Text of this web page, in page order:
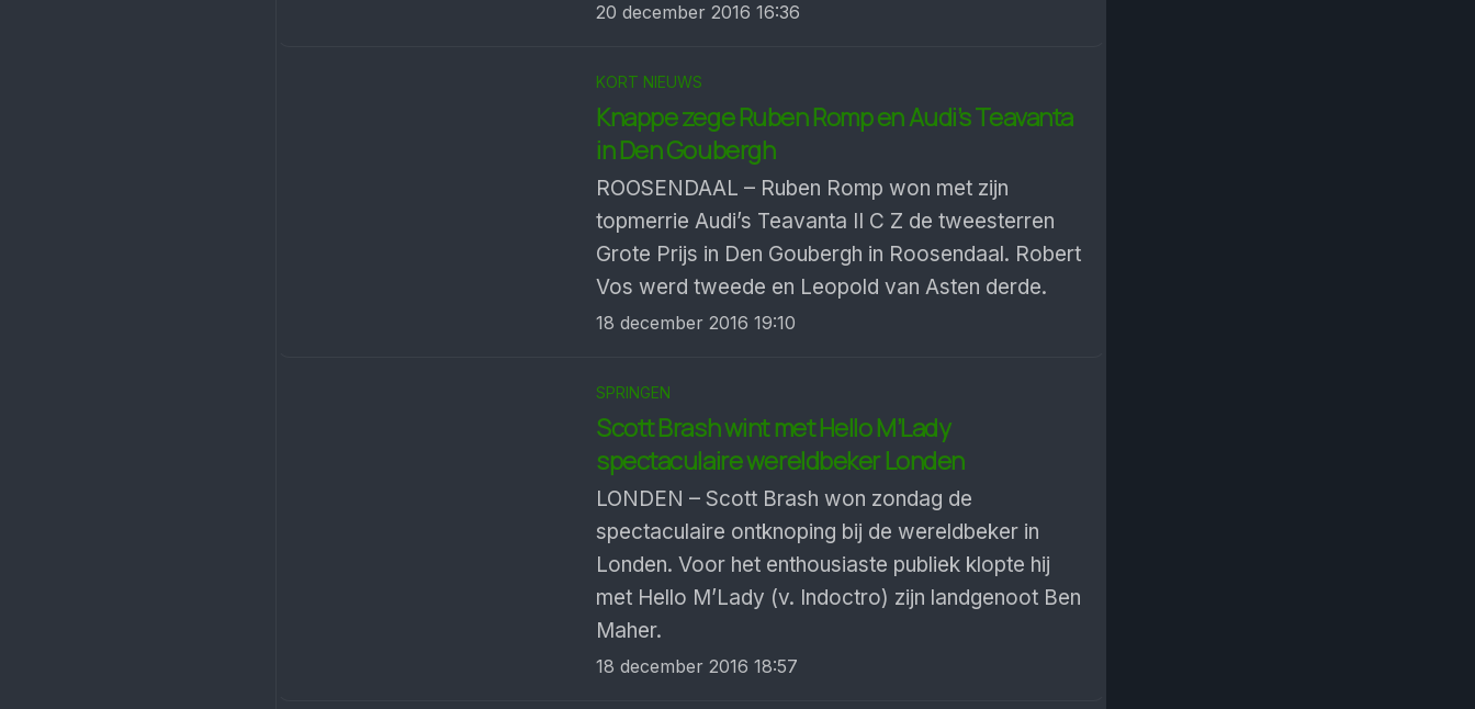
20 december 2016 16:36
KORT NIEUWS
Knappe zege Ruben Romp en Audi’s Teavanta
in Den Goubergh
ROOSENDAAL – Ruben Romp won met zijn
topmerrie Audi’s Teavanta II C Z de tweesterren
Grote Prijs in Den Goubergh in Roosendaal. Robert
Vos werd tweede en Leopold van Asten derde.
18 december 2016 19:10
SPRINGEN
Scott Brash wint met Hello M’Lady
spectaculaire wereldbeker Londen
LONDEN – Scott Brash won zondag de
spectaculaire ontknoping bij de wereldbeker in
Londen. Voor het enthousiaste publiek klopte hij
met Hello M’Lady (v. Indoctro) zijn landgenoot Ben
Maher.
18 december 2016 18:57